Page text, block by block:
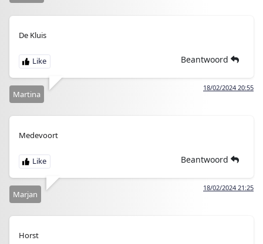
De Kluis
Beantwoord
18/02/2024 20:55
Martina
Medevoort
Beantwoord
18/02/2024 21:25
Marjan
Horst